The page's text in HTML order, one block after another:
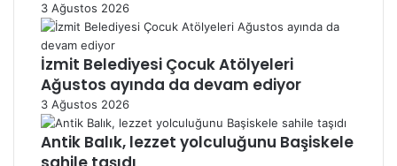
3 Ağustos 2026
İzmit Belediyesi Çocuk Atölyeleri
Ağustos ayında da devam ediyor
3 Ağustos 2026
Antik Balık, lezzet yolculuğunu Başiskele